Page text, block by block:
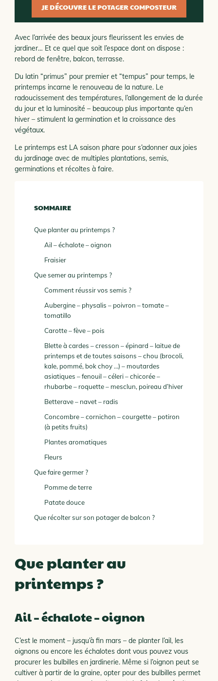
Avec l’arrivée des beaux jours fleurissent les envies de
jardiner… Et ce quel que soit l’espace dont on dispose :
rebord de fenêtre, balcon, terrasse.
Du latin “primus” pour premier et “tempus” pour temps, le
printemps incarne le renouveau de la nature. Le
radoucissement des températures, l’allongement de la durée
du jour et la luminosité – beaucoup plus importante qu’en
hiver – stimulent la germination et la croissance des
végétaux.
Le printemps est LA saison phare pour s’adonner aux joies
du jardinage avec de multiples plantations, semis,
germinations et récoltes à faire.
SOMMAIRE
Que planter au printemps ?
Ail – échalote – oignon
Fraisier
Que semer au printemps ?
Comment réussir vos semis ?
Aubergine – physalis – poivron – tomate –
tomatillo
Carotte – fève – pois
Blette à cardes – cresson – épinard – laitue de
printemps et de toutes saisons – chou (brocoli,
kale, pommé, bok choy …) – moutardes
asiatiques – fenouil – céleri – chicorée –
rhubarbe – roquette – mesclun, poireau d’hiver
Betterave – navet – radis
Concombre – cornichon – courgette – potiron
(à petits fruits)
Plantes aromatiques
Fleurs
Que faire germer ?
Pomme de terre
Patate douce
Que récolter sur son potager de balcon ?
Que planter au
printemps ?
Ail – échalote – oignon
C’est le moment – jusqu’à fin mars – de planter l’ail, les
oignons ou encore les échalotes dont vous pouvez vous
procurer les bulbilles en jardinerie. Même si l’oignon peut se
cultiver à partir de la graine, opter pour des bulbilles permet
JE DÉCOUVRE LE POTAGER COMPOSTEUR